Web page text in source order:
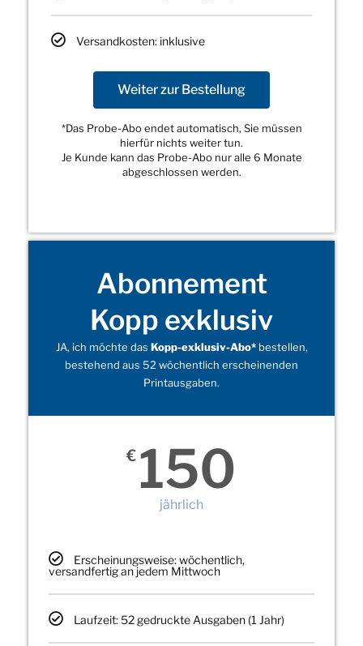
Versandkosten: inklusive
Weiter zur Bestellung
*Das Probe-Abo endet automatisch, Sie müssen
hierfür nichts weiter tun.
Je Kunde kann das Probe-Abo nur alle 6 Monate
abgeschlossen werden.
Abonnement
Kopp exklusiv
JA, ich möchte das Kopp-exklusiv-Abo*bestellen,
bestehend aus 52 wöchentlich erscheinenden
Printausgaben.
€ 150
jährlich
Erscheinungsweise: wöchentlich,
versandfertig an jedem Mittwoch
Laufzeit: 52 gedruckte Ausgaben (1 Jahr)